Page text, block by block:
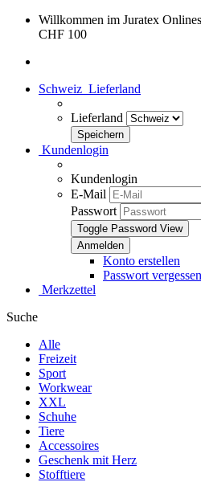
Willkommen im Juratex
CHF 100
Schweiz Lieferland
Lieferland
Kundenlogin
Kundenlogin
E-Mail
Passwort
Toggle Password View
Konto erstellen
Passwort
Merkzettel
Suche
Alle
Freizeit
Sport
Workwear
XXL
Schuhe
Tiere
Accessoires
Geschenk mit Herz
Stofftiere